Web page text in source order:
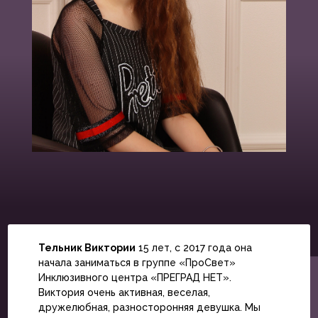
Тельник Виктории 15 лет, с 2017 года она
начала заниматься в группе «ПроСвет»
Инклюзивного центра «ПРЕГРАД НЕТ».
Виктория очень активная, веселая,
дружелюбная, разносторонняя девушка. Мы